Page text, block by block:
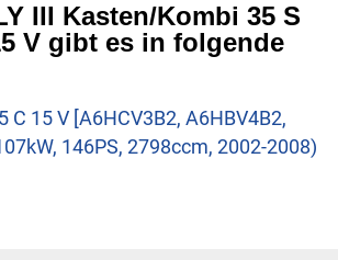
III Kasten/Kombi 35 S
V gibt es in folgende
C 15 V [A6HCV3B2, A6HBV4B2,
146PS, 2798ccm, 2002-2008)